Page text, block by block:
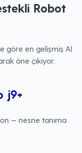
Robot
göre en gelişmiş AI
öne çıkıyor.
j9+
— nesne tanıma